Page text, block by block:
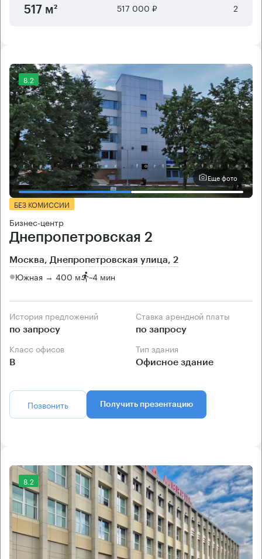
517 м² 517 000 ₽ 2
8.2
Еще фото
БЕЗ КОМИССИИ
Бизнес-центр
Днепропетровская 2
Москва, Днепропетровская улица, 2
Южная → 400 м ~4 мин
История предложений
по запросу
Ставка арендной платы
по запросу
Класс офисов
B
Тип здания
Офисное здание
Позвонить Получить презентацию
8.2